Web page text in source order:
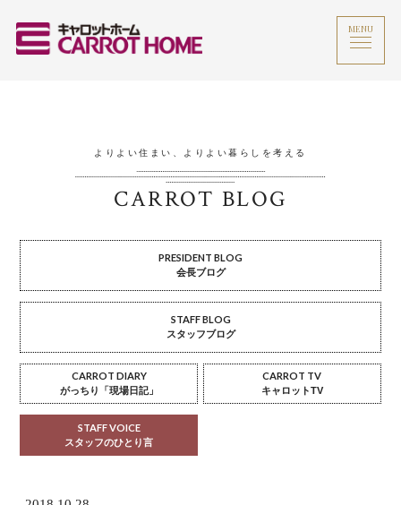
MENU
よりよい住まい、よりよい暮らしを考える
CARROT BLOG
PRESIDENT BLOG
会長ブログ
STAFF BLOG
スタッフブログ
CARROT DIARY
がっちり「現場日記」
CARROT TV
キャロットTV
STAFF VOICE
スタッフのひとり言